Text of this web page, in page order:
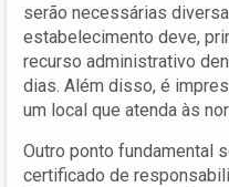
serão necessárias
estabelecimento deve,
recurso administrativo
dias. Além disso, é
um local que atenda às
Outro ponto fundamental
certificado de